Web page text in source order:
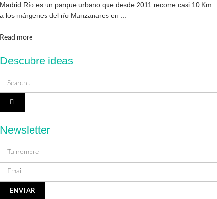
Madrid Río es un parque urbano que desde 2011 recorre casi 10 Km
a los márgenes del río Manzanares en ...
Read moreDetails
Descubre ideas
Newsletter